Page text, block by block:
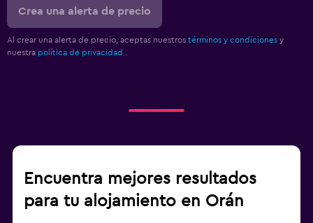
Crea una alerta de precio
Al crear una alerta de precio, aceptas nuestros términos y condiciones y
nuestra política de privacidad.
Encuentra mejores resultados
para tu alojamiento en Orán